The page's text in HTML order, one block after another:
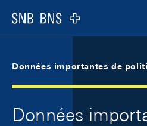
Logo
Données importantes de
Données